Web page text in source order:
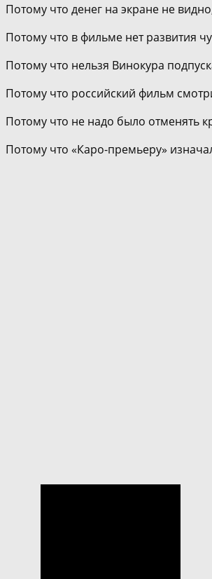
Потому что денег на экране не
Потому что в фильме нет развития
Потому что нельзя Винокура
Потому что российский фильм
Потому что не надо было отменять
Потому что «Каро-премьеру»